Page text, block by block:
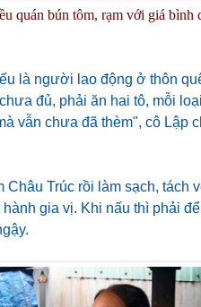
quán bún tôm, rạm với giá bình
là người lao động ở thôn
đủ, phải ăn hai tô, mỗi
vẫn chưa đã thèm", cô Lập
Trúc rồi làm sạch, tách
gia vị. Khi nấu thì phải